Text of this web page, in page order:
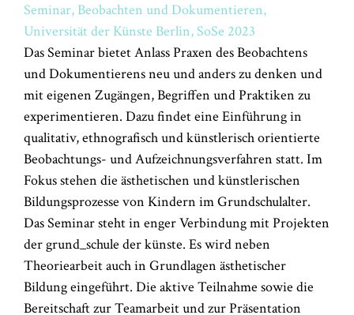
Seminar, Beobachten und Dokumentieren,
Universität der Künste Berlin, SoSe 2023
Das Seminar bietet Anlass Praxen des Beobachtens
und Dokumentierens neu und anders zu denken und
mit eigenen Zugängen, Begriffen und Praktiken zu
experimentieren. Dazu findet eine Einführung in
qualitativ, ethnografisch und künstlerisch orientierte
Beobachtungs- und Aufzeichnungsverfahren statt. Im
Fokus stehen die ästhetischen und künstlerischen
Bildungsprozesse von Kindern im Grundschulalter.
Das Seminar steht in enger Verbindung mit Projekten
der grund_schule der künste. Es wird neben
Theoriearbeit auch in Grundlagen ästhetischer
Bildung eingeführt. Die aktive Teilnahme sowie die
Bereitschaft zur Teamarbeit und zur Präsentation